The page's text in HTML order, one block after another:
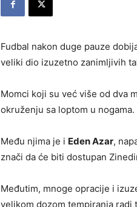
Fudbal nakon duge pauze
veliki dio izuzetno zanimljivih
Momci koji su već više od dva
okruženju sa loptom u nogama.
Među njima je i Eden Azar,
znači da će biti dostupan
Međutim, mnoge opracije i
velikom dozom tempiranja radi